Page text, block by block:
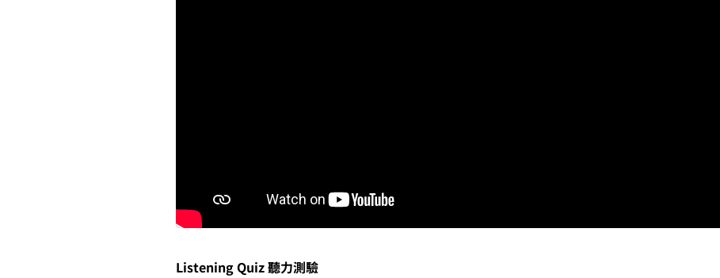
Listening Quiz 聽力測驗